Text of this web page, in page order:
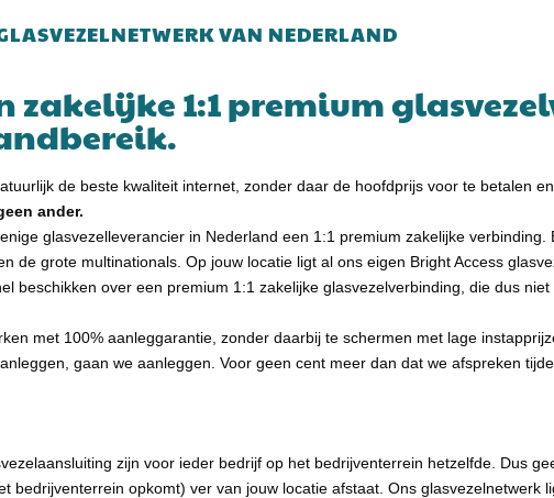
VAN NEDERLAND
zakelijke 1:1 premium
de beste kwaliteit internet, zonder daar de hoofdprijs voor te betalen
ander.
glasvezelleverancier in Nederland een 1:1 premium zakelijke
de grote multinationals. Op jouw locatie ligt al ons eigen Bright Access
beschikken over een premium 1:1 zakelijke glasvezelverbinding, die dus
met 100% aanleggarantie, zonder daarbij te schermen met lage
gaan we aanleggen. Voor geen cent meer dan dat we afspreken
zijn voor ieder bedrijf op het bedrijventerrein hetzelfde. Dus
bedrijventerrein opkomt) ver van jouw locatie afstaat. Ons